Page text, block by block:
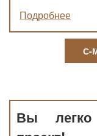
Подробнее
С-
Вы легко